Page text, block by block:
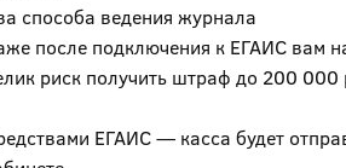
способа ведения журнала
после подключения к ЕГАИС вам
риск получить штраф до 200
ЕГАИС — касса будет